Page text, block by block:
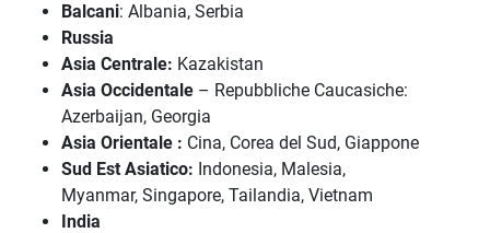
Balcani: Albania, Serbia
Russia
Asia Centrale: Kazakistan
Asia Occidentale – Repubbliche Caucasiche:
Azerbaijan, Georgia
Asia Orientale : Cina, Corea del Sud, Giappone
Sud Est Asiatico: Indonesia, Malesia,
Myanmar, Singapore, Tailandia, Vietnam
India